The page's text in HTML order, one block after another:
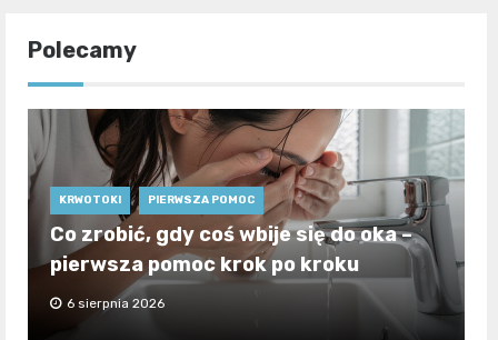
Polecamy
KRWOTOKI PIERWSZA POMOC
Co zrobić, gdy coś wbije się do oka –
pierwsza pomoc krok po kroku
6 sierpnia 2026